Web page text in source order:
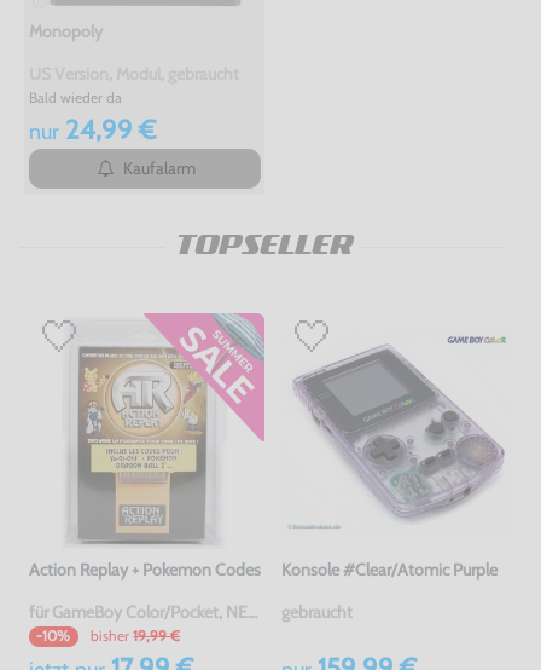
Monopoly
Bald wieder da
nur24,99 €
Kaufalarm
TOPSELLER
Action Replay + Pokemon Codes
für GameBoy Color/Pocket, NEU & OVP
-10% bisher 19,99 €
Konsole #Clear/Atomic Purple
gebraucht